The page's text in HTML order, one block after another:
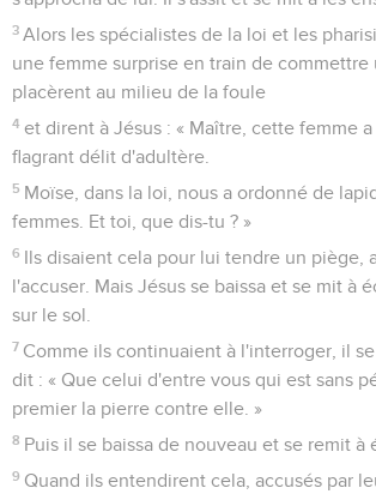
3 Alors les spécialistes de la loi et les
une femme surprise en train de commettre
placèrent au milieu de la foule
4 et dirent à Jésus : « Maître, cette femme
flagrant délit d'adultère.
5 Moïse, dans la loi, nous a ordonné de
femmes. Et toi, que dis-tu ? »
6 Ils disaient cela pour lui tendre un piège,
l'accuser. Mais Jésus se baissa et se mit à
sur le sol.
7 Comme ils continuaient à l'interroger, il
dit : « Que celui d'entre vous qui est sans
premier la pierre contre elle. »
8 Puis il se baissa de nouveau et se remit à
9 Quand ils entendirent cela, accusés par